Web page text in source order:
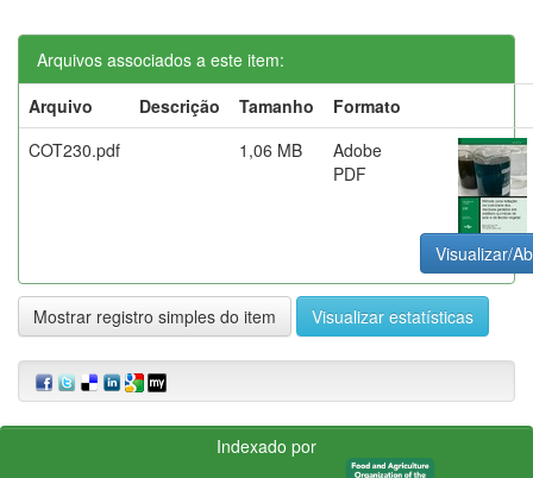
Arquivos associados a este item:
Arquivo
Descrição Tamanho
Formato
COT230.pdf
1,06 MB
Adobe
PDF
Visualizar/
Mostrar registro simples do item Visualizar estatísticas
Indexado por